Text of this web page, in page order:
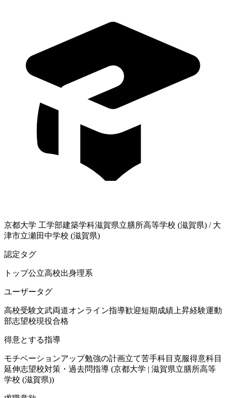
京都大学 工学部建築学科滋賀県立膳所高等学校 (滋賀県) / 大
津市立瀬田中学校 (滋賀県)
認定タグ
トップ公立高校出身理系
ユーザータグ
高校受験文武両道オンライン指導歓迎短期成績上昇経験運動
部志望校現役合格
得意とする指導
モチベーションアップ勉強の計画立て苦手科目克服得意科目
延伸志望校対策・過去問指導 (京都大学 | 滋賀県立膳所高等
学校 (滋賀県))